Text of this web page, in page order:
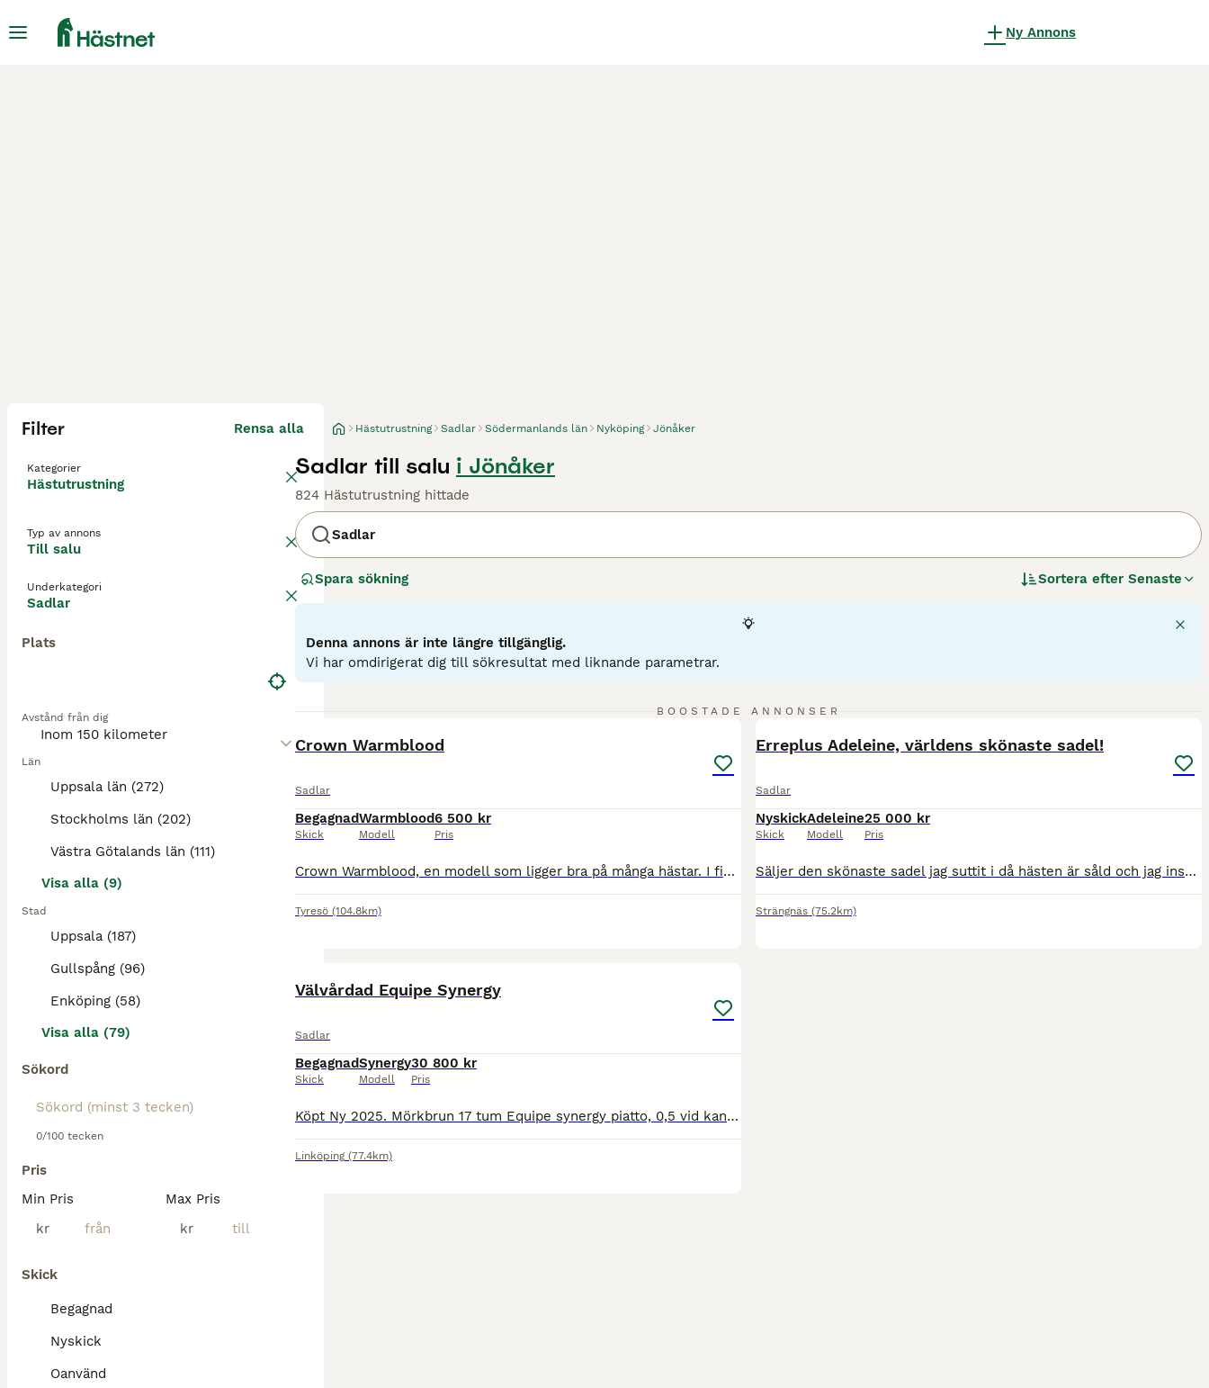
Ny Annons
Filter Rensa alla
Kategorier
Hästutrustning
Typ av annons
Till salu
Underkategori
Sadlar
Plats
Avstånd från dig
Län
Uppsala län (272)
Stockholms län (202)
Västra Götalands län (111)
Visa alla (9)
Stad
Uppsala (187)
Gullspång (96)
Enköping (58)
Visa alla (79)
Sökord
0/100 tecken
Pris
Min Pris
kr
Max Pris
kr
Skick
Begagnad
Nyskick
Oanvänd
Hästutrustning Sadlar Södermanlands län Nyköping Jönåker
Sadlar till salu i Jönåker
824 Hästutrustning hittade
Sadlar
Spara sökning Sortera efter Senaste
Denna annons är inte längre tillgänglig.
Vi har omdirigerat dig till sökresultat med liknande parametrar.
BOOSTADE ANNONSER
Crown Warmblood
Sadlar
Begagnad
Skick
Warmblood
Modell
6 500 kr
Pris
Crown Warmblood, en modell som ligger bra på många hästar. I fint begagnat skick. Mjukt och bekvämt säte. Sadeln har v-gjordsystem, vilket gör att den får lättare att lägga sig stadigt även på en rörlig häst. Sadeln är ullstoppad och möjlig att öka/minska bomvidden. Toppstoppad maj 2026 av Mustang Saddlery. Vidd: M
Tyresö (104.8km)
Erreplus Adeleine, världens skönaste sadel!
Sadlar
Nyskick
Skick
Adeleine
Modell
25 000 kr
Pris
Säljer den skönaste sadel jag suttit i då hästen är såld och jag inser att det inte kommer bli en ny häst på ett tag. Sadeln är värd att få bli använd. Tyvärr inte uppputsad på bilderna, men annars som i typ nyskick! Som sagt otroligt skön sadel, delvis också för att den har flyttbara knästöd som sitter fast med kardborre och därför ändras enkelt! Märkt 32 i vidd, vilket
Strängnäs (75.2km)
Välvårdad Equipe Synergy
Sadlar
Begagnad
Skick
Synergy
Modell
30 800 kr
Pris
Köpt Ny 2025. Mörkbrun 17 tum Equipe synergy piatto, 0,5 vid kanal. Köpt ny av E.R saddlery februari 2025, använd väldigt sparsamt pga skadad häst. Välvårdad och fin. Värderad av sadelprovare juli 2026. Frakt tillkommer.
Linköping (77.4km)